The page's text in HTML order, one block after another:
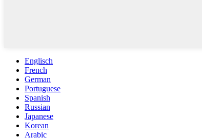
Englisch
French
German
Portuguese
Spanish
Russian
Japanese
Korean
Arabic